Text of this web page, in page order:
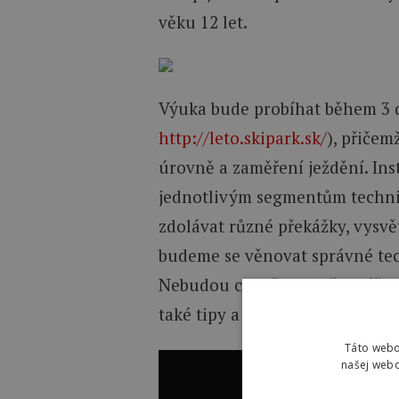
věku 12 let.
Výuka bude probíhat během
http://leto.skipark.sk/),
úrovně a zaměření ježdění.
jednotlivým segmentům
zdolávat různé překážky,
budeme se věnovat správné
Nebudou chybět ani
také tipy a triky na závody.
Táto
našej